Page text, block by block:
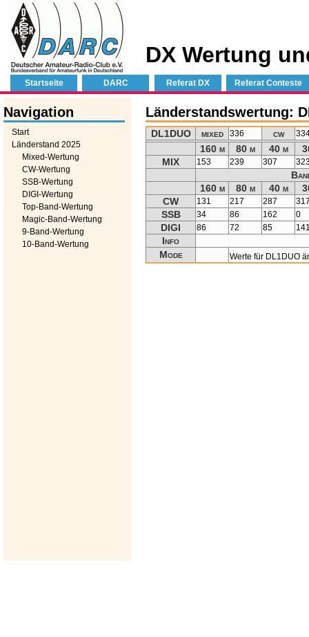
DX Wertung
Startseite DARC Referat DX Referat Conteste
Navigation
Start
Länderstand 2025
Mixed-Wertung
CW-Wertung
SSB-Wertung
DIGI-Wertung
Top-Band-Wertung
Magic-Band-Wertung
9-Band-Wertung
10-Band-Wertung
Länderstandswertung:
DL1DUO mixed 336 cw
160 m 80 m 40 m
MIX
153 239 307
160 m
80 m 40 m
CW
131 217 287
SSB 34 86 162 0
DIGI 86 72 85
Info
Mode
Werte für DL1DUO